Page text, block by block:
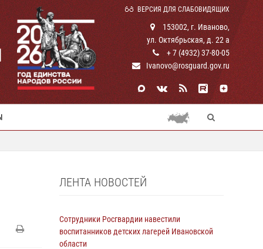
ВЕРСИЯ ДЛЯ СЛАБОВИДЯЩИХ
153002, г. Иваново,
ул. Октябрьская, д. 22 а
+ 7 (4932) 37-80-05
Ivanovo@rosguard.gov.ru
ЛЕНТА НОВОСТЕЙ
Сотрудники Росгвардии навестили
воспитанников детских лагерей Ивановской
области